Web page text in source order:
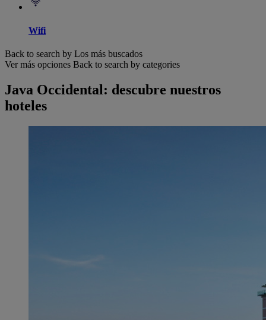
Wifi
Back to search by Los más buscados
Ver más opciones Back to search by categories
Java Occidental: descubre nuestros
hoteles